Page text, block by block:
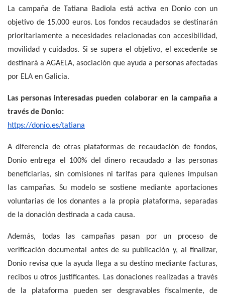
La campaña de Tatiana Badiola está activa en Donio con un
objetivo de 15.000 euros. Los fondos recaudados se destinarán
prioritariamente a necesidades relacionadas con accesibilidad,
movilidad y cuidados. Si se supera el objetivo, el excedente se
destinará a AGAELA, asociación que ayuda a personas afectadas
por ELA en Galicia.
Las personas interesadas pueden colaborar en la campaña a
través de Donio:
https://donio.es/tatiana
A diferencia de otras plataformas de recaudación de fondos,
Donio entrega el 100% del dinero recaudado a las personas
beneficiarias, sin comisiones ni tarifas para quienes impulsan
las campañas. Su modelo se sostiene mediante aportaciones
voluntarias de los donantes a la propia plataforma, separadas
de la donación destinada a cada causa.
Además, todas las campañas pasan por un proceso de
verificación documental antes de su publicación y, al finalizar,
Donio revisa que la ayuda llega a su destino mediante facturas,
recibos u otros justificantes. Las donaciones realizadas a través
de la plataforma pueden ser desgravables fiscalmente, de